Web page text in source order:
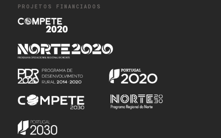
PROJETOS FINANCIADOS